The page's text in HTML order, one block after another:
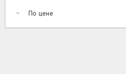
По цене